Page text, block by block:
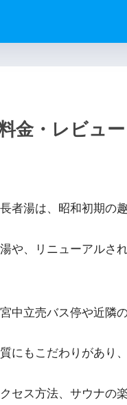
金・レビュ
者湯は、昭和初期の
や、リニューアルさ
中立売バス停や近隣
にもこだわりがあり
セス方法、サウナの